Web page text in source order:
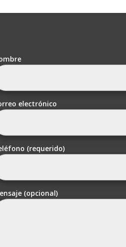
electrónico
(requerido)
(opcional)